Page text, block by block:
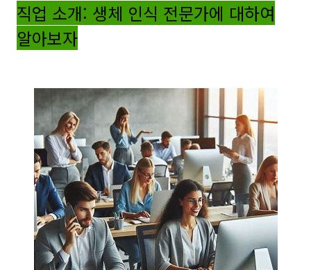
직업 소개: 생체 인식 전문가에 대하여
알아보자